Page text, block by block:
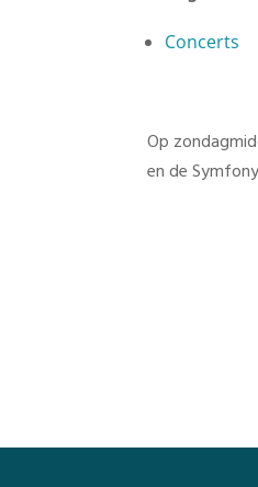
Concerts
Op
en de